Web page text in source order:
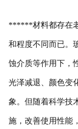
******材料都存在
和程度不同而已。
蚀介质等作用下，
光泽减退、颜色变
象。但随着科学技
施，改善使用性能